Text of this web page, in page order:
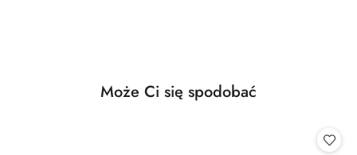
Pomiń karuzelę produktów
Produkty
Może Ci się spodobać